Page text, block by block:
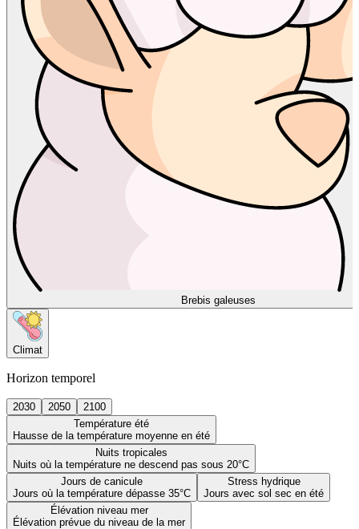
Brebis galeuses
Climat
Horizon temporel
2030 2050
2100
Température été
Hausse de la température moyenne en été
Nuits tropicales
Nuits où la température ne descend pas sous 20°C
Jours de canicule
Jours où la température dépasse 35°C
Stress hydrique
Jours avec sol sec en été
Élévation niveau mer
Élévation prévue du niveau de la mer